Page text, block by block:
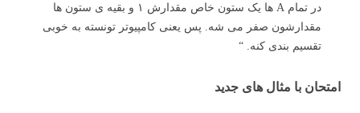
در تمام A ها یک ستون خاص مقدارش ۱ و بقیه ی ستون ها
مقدارشون صفر می شه. پس یعنی کامپیوتر تونسته به خوبی
تقسیم بندی کنه. “
امتحان با مثال های جدید